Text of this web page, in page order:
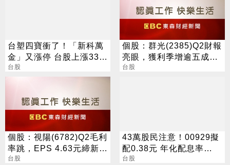
台塑四寶衝了！「新科萬
金」又漲停 台股上漲330
點
台股
個股：群光(2385)Q2財報
亮眼，獲利季增逾五成，
H1賺逾半股本
台股
個股：視陽(6782)Q2毛利
率跳，EPS 4.63元締新
猷，本季營運續看旺
台股
43萬股民注意！00929擬
配0.38元 年化配息率
16.5%
台股